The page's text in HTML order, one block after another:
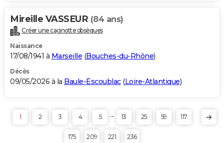
Mireille VASSEUR (84 ans)
Créer une cagnotte obsèques
Naissance
17/08/1941 à Marseille (Bouches-du-Rhône)
Décès
09/05/2026 à la Baule-Escoublac(Loire-Atlantique)
1 2 3 4 5 ... 13 25 59 117
175 209 221 236